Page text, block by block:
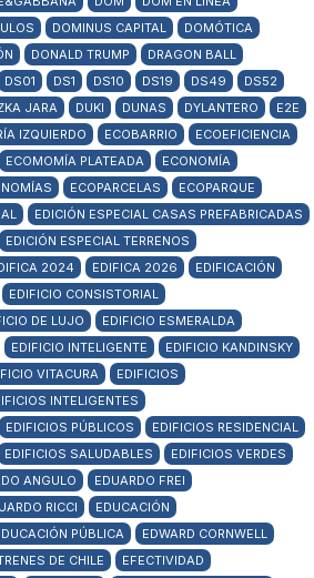
DOMINUS CAPITAL
DOMÓTICA
DONALD TRUMP
DRAGON BALL
DS01 DS1 DS10 DS19 DS49
DS52
JARA DUKI DUNAS DYLANTERO
E2E
IZQUIERDO ECOBARRIO
ECOEFICIENCIA
ECOMOMÍA PLATEADA
ECONOMÍA
ECOPARCELAS
ECOPARQUE
EDICIÓN ESPECIAL CASAS PREFABRICADAS
EDICIÓN ESPECIAL TERRENOS
2024 EDIFICA 2026
EDIFICACIÓN
EDIFICIO CONSISTORIAL
DE LUJO
EDIFICIO ESMERALDA
EDIFICIO INTELIGENTE
EDIFICIO KANDINSKY
VITACURA
EDIFICIOS
INTELIGENTES
EDIFICIOS PÚBLICOS
EDIFICIOS RESIDENCIAL
EDIFICIOS SALUDABLES
EDIFICIOS VERDES
ANGULO
EDUARDO FREI
RICCI
EDUCACIÓN
PÚBLICA
EDWARD CORNWELL
DE CHILE
EFECTIVIDAD